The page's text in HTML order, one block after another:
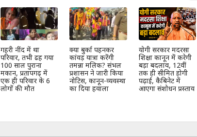
गहरी नींद में था
परिवार, तभी ढह गया
100 साल पुराना
मकान, प्रतापगढ़ में
एक ही परिवार के 6
लोगों की मौत
क्या बुर्का पहनकर
कांवड़ यात्रा करेंगी
तमन्ना मलिक? संभल
प्रशासन ने जारी किया
नोटिस, कानून-व्यवस्था
का दिया हवाला
योगी सरकार मदरसा
शिक्षा कानून में करेगी
बड़ा बदलाव, 12वीं
तक ही सीमित होगी
पढ़ाई, कैबिनेट में
आएगा संशोधन प्रस्ताव